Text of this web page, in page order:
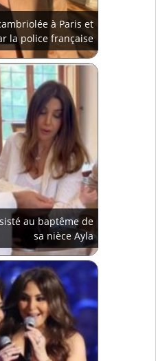
à Paris et
la police française
au baptême de
sa nièce Ayla